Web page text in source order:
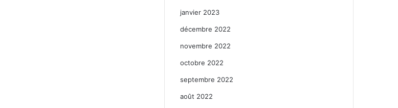
janvier 2023
décembre 2022
novembre 2022
octobre 2022
septembre 2022
août 2022